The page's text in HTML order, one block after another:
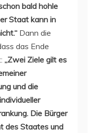
bald hohle
Staat kann in
Dann die
das Ende
„Zwei Ziele gilt es
und die
Die Bürger
des Staates und